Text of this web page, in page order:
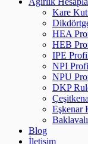
Kare
HEA
HEB
IPE
NPI
NPU
DKP
Eşkenar
Blog
İletişim